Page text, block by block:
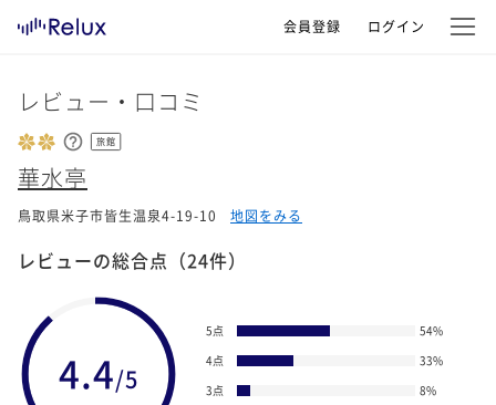
会員登録 ログイン
レビュー・口コミ
旅館
華水亭
鳥取県米子市皆生温泉4-19-10 地図をみる
レビューの総合点 （24件）
4.4/5
5点 54%
4点
33%
3点
8%